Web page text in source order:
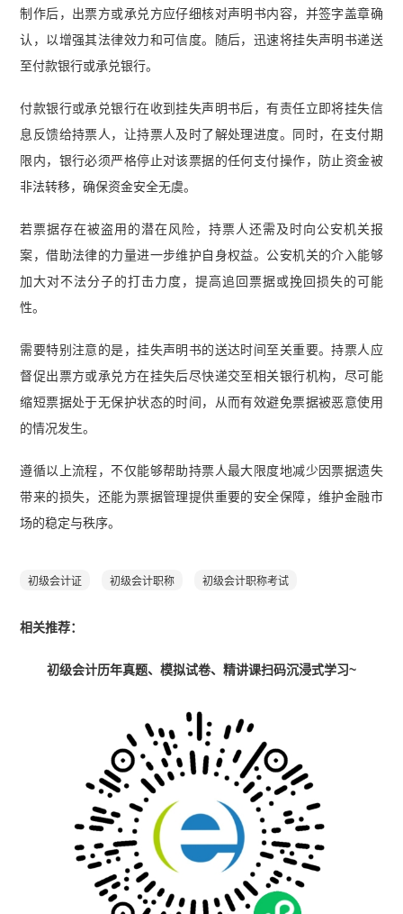
制作后，出票方或承兑方应仔细核对声明书内容，并签字盖章确
认，以增强其法律效力和可信度。随后，迅速将挂失声明书递送
至付款银行或承兑银行。
付款银行或承兑银行在收到挂失声明书后，有责任立即将挂失信
息反馈给持票人，让持票人及时了解处理进度。同时，在支付期
限内，银行必须严格停止对该票据的任何支付操作，防止资金被
非法转移，确保资金安全无虞。
若票据存在被盗用的潜在风险，持票人还需及时向公安机关报
案，借助法律的力量进一步维护自身权益。公安机关的介入能够
加大对不法分子的打击力度，提高追回票据或挽回损失的可能
性。
需要特别注意的是，挂失声明书的送达时间至关重要。持票人应
督促出票方或承兑方在挂失后尽快递交至相关银行机构，尽可能
缩短票据处于无保护状态的时间，从而有效避免票据被恶意使用
的情况发生。
遵循以上流程，不仅能够帮助持票人最大限度地减少因票据遗失
带来的损失，还能为票据管理提供重要的安全保障，维护金融市
场的稳定与秩序。
初级会计证 初级会计职称 初级会计职称考试
相关推荐：
初级会计历年真题、模拟试卷、精讲课扫码沉浸式学习~